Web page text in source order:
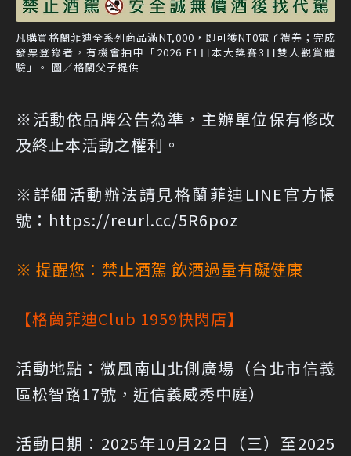
凡購買格蘭菲迪全系列商品滿NT,000，即可獲NT0電子禮券；完成
發票登錄者，有機會抽中「2026 F1日本大獎賽3日雙人觀賞體
驗」。 圖／格蘭父子提供
※活動依品牌公告為準，主辦單位保有修改
及終止本活動之權利。
※詳細活動辦法請見格蘭菲迪LINE官方帳
號： https://reurl.cc/5R6poz
※ 提醒您：禁止酒駕 飲酒過量有礙健康
【格蘭菲迪Club 1959快閃店】
活動地點：微風南山北側廣場（台北市信義
區松智路17號，近信義威秀中庭）
活動日期：2025年10月22日（三）至2025